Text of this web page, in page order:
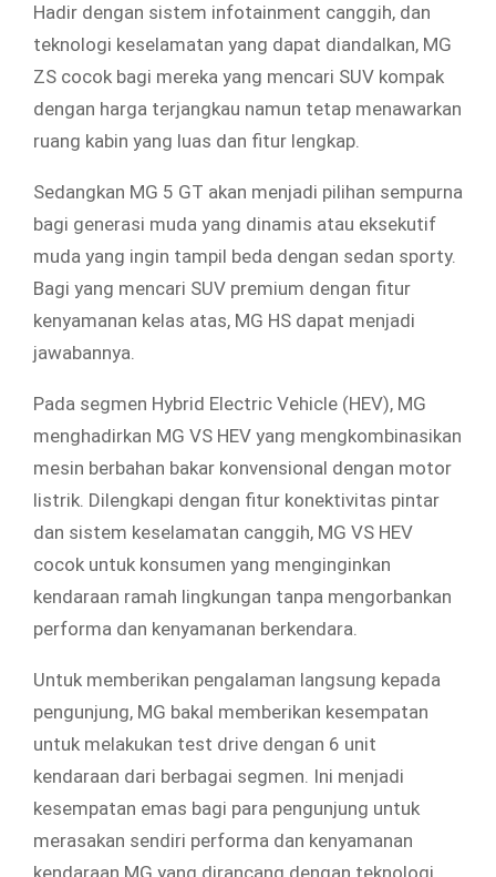
Hadir dengan sistem infotainment canggih, dan
teknologi keselamatan yang dapat diandalkan, MG
ZS cocok bagi mereka yang mencari SUV kompak
dengan harga terjangkau namun tetap menawarkan
ruang kabin yang luas dan fitur lengkap.
Sedangkan MG 5 GT akan menjadi pilihan sempurna
bagi generasi muda yang dinamis atau eksekutif
muda yang ingin tampil beda dengan sedan sporty.
Bagi yang mencari SUV premium dengan fitur
kenyamanan kelas atas, MG HS dapat menjadi
jawabannya.
Pada segmen Hybrid Electric Vehicle (HEV), MG
menghadirkan MG VS HEV yang mengkombinasikan
mesin berbahan bakar konvensional dengan motor
listrik. Dilengkapi dengan fitur konektivitas pintar
dan sistem keselamatan canggih, MG VS HEV
cocok untuk konsumen yang menginginkan
kendaraan ramah lingkungan tanpa mengorbankan
performa dan kenyamanan berkendara.
Untuk memberikan pengalaman langsung kepada
pengunjung, MG bakal memberikan kesempatan
untuk melakukan test drive dengan 6 unit
kendaraan dari berbagai segmen. Ini menjadi
kesempatan emas bagi para pengunjung untuk
merasakan sendiri performa dan kenyamanan
kendaraan MG yang dirancang dengan teknologi